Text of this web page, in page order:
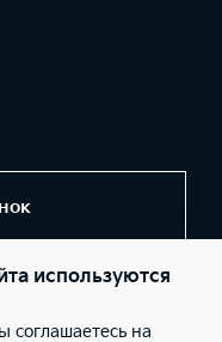
(Фактический
ООО «Центр на
используются
соглашаетесь на